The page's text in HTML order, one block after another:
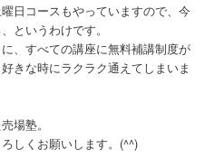
日コースもやっていますので、今
というわけです。
、すべての講座に無料補講制度が
きな時にラクラク通えてしまいま
場塾。
しくお願いします。(^^)